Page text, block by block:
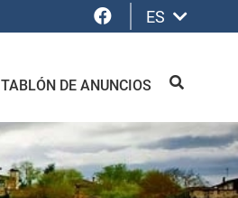
Facebook
ES
TABLÓN DE ANUNCIOS BUSCAR